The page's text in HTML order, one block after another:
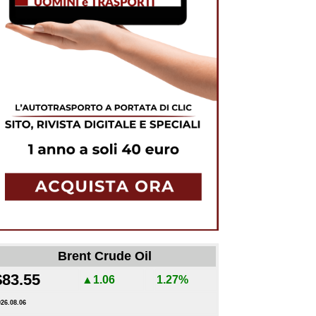
Brent Crude Oil
▲1.06 1.27%